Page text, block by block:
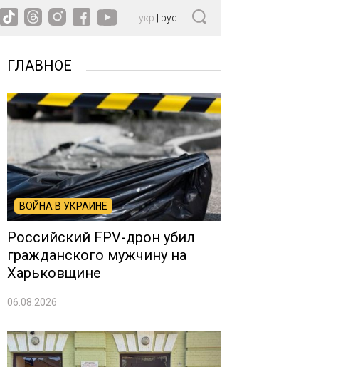
укр рус
ГЛАВНОЕ
ВОЙНА В УКРАИНЕ
Российский FPV-дрон убил
гражданского мужчину на
Харьковщине
06.08.2026